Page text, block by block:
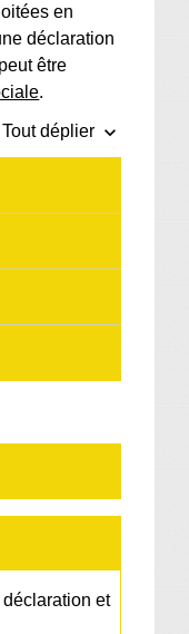
en
déclaration
être
.
Tout déplier keyboard_arrow_down
déclaration et